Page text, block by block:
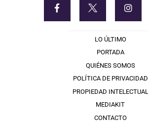
LO ÚLTIMO
PORTADA
QUIÉNES SOMOS
POLÍTICA DE PRIVACIDAD
PROPIEDAD INTELECTUAL
MEDIAKIT
CONTACTO